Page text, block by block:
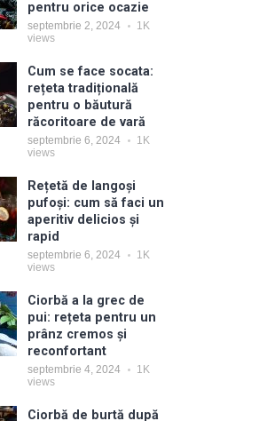
pentru orice ocazie
septembrie 2, 2024
1K
views
Cum se face socata:
rețeta tradițională
pentru o băutură
răcoritoare de vară
septembrie 6, 2024
1K
views
Rețetă de langoși
pufoși: cum să faci un
aperitiv delicios și
rapid
septembrie 6, 2024
1K
views
Ciorbă a la grec de
pui: rețeta pentru un
prânz cremos și
reconfortant
septembrie 4, 2024
1K
views
Ciorbă de burtă după